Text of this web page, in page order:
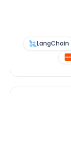
LangChain